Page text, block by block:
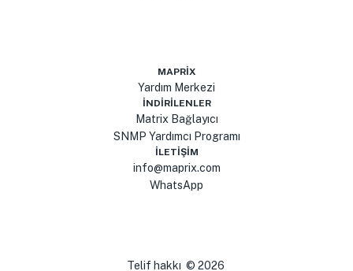
MAPRIX
Yardım Merkezi
İNDIRILENLER
Matrix Bağlayıcı
SNMP Yardımcı Programı
İLETIŞIM
info@maprix.com
WhatsApp
Telif hakkı © 2026